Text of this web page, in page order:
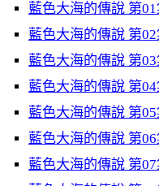
藍色大海的傳說 第
藍色大海的傳說 第
藍色大海的傳說 第
藍色大海的傳說 第
藍色大海的傳說 第
藍色大海的傳說 第
藍色大海的傳說 第